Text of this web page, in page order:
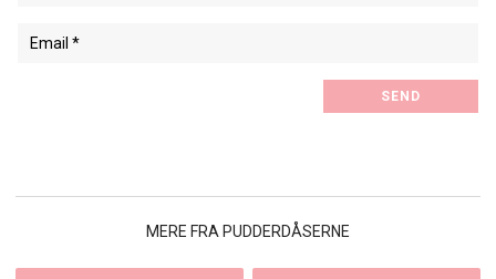
MERE FRA PUDDERDÅSERNE